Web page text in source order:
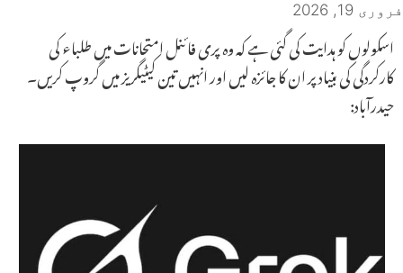
فروری 19, 2026
اسکولوں کو ہدایت کی گئی ہے کہ وہ پری فائنل امتحانات میں طلباء کی
کارکردگی کی بنیاد پر ان کا جائزہ لیں اور انہیں تین کیٹیگریز میں گروپ کریں۔
حیدرآباد: